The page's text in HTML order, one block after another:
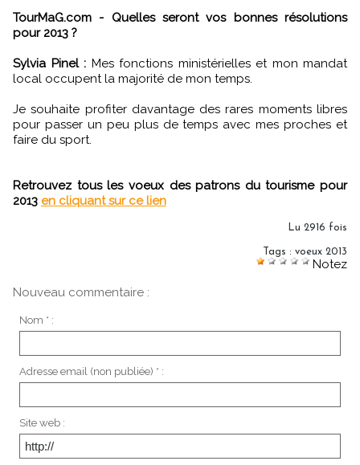
TourMaG.com - Quelles seront vos bonnes résolutions
pour 2013 ?
Sylvia Pinel : Mes fonctions ministérielles et mon mandat
local occupent la majorité de mon temps.
Je souhaite profiter davantage des rares moments libres
pour passer un peu plus de temps avec mes proches et
faire du sport.
Retrouvez tous les voeux des patrons du tourisme pour
2013 en cliquant sur ce lien
Lu 2916 fois
Tags : voeux 2013
Notez
Nouveau commentaire :
Nom * :
Adresse email (non publiée) * :
Site web :